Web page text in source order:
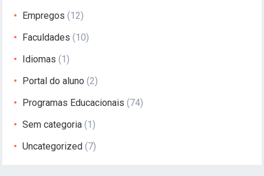
Empregos (12)
Faculdades (10)
Idiomas (1)
Portal do aluno (2)
Programas Educacionais (74)
Sem categoria (1)
Uncategorized (7)